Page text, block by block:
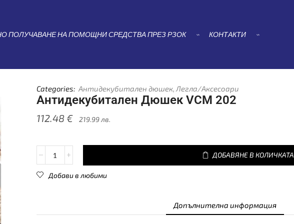
ПОЛУЧАВАНЕ НА ПОМОЩНИ СРЕДСТВА ПРЕЗ РЗОК ⌁ КОНТАКТИ ⌁
ДЮШЕК VCM 202
Categories: Антидекубитален дюшек,Легла/Аксесоари
Антидекубитален Дюшек VCM 202
112.48 € 219.99лв.
ДОБАВЯНЕ В КОЛИЧКАТА
Добави в любими
Допълнителна информация